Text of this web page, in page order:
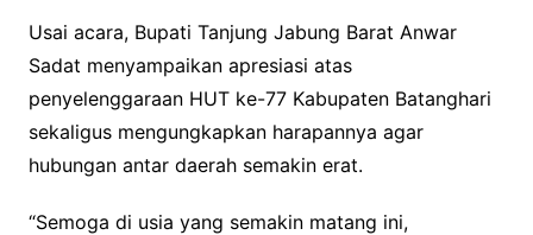
Usai acara, Bupati Tanjung Jabung Barat Anwar
Sadat menyampaikan apresiasi atas
penyelenggaraan HUT ke-77 Kabupaten Batanghari
sekaligus mengungkapkan harapannya agar
hubungan antar daerah semakin erat.
“Semoga di usia yang semakin matang ini,